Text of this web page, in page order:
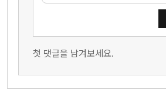
첫 댓글을 남겨보세요.